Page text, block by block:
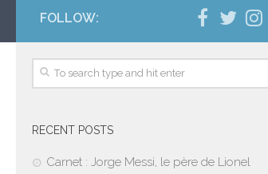
FOLLOW:
RECENT POSTS
Carnet : Jorge Messi, le père de Lionel